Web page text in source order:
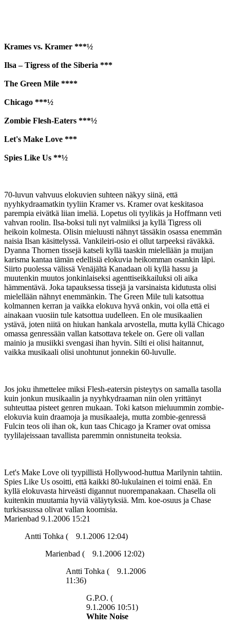
Krames vs. Kramer ***½
Ilsa – Tigress of the Siberia ***
The Green Mile ****
Chicago ***½
Zombie Flesh-Eaters ***½
Let's Make Love ***
Spies Like Us **½
70-luvun vahvuus elokuvien suhteen näkyy siinä, että
nyyhkydraamatkin tyyliin Kramer vs. Kramer ovat keskitasoa
parempia eivätkä liian imeliä. Lopetus oli tyylikäs ja Hoffmann veti
vahvan roolin. Ilsa-boksi tuli nyt valmiiksi ja kyllä Tigress oli
heikoin kolmesta. Olisin mieluusti nähnyt tässäkin osassa enemmän
naisia Ilsan käsittelyssä. Vankileiri-osio ei ollut tarpeeksi räväkkä.
Dyanna Thornen tissejä katseli kyllä taaskin mielellään ja muijan
karisma kantaa tämän edellisiä elokuvia heikomman osankin läpi.
Siirto puolessa välissä Venäjältä Kanadaan oli kyllä hassu ja
muutenkin muutos jonkinlaiseksi agenttiseikkailuksi oli aika
hämmentävä. Joka tapauksessa tissejä ja varsinaista kidutusta olisi
mielellään nähnyt enemmänkin. The Green Mile tuli katsottua
kolmannen kerran ja vaikka elokuva hyvä onkin, voi olla että ei
ainakaan vuosiin tule katsottua uudelleen. En ole musikaalien
ystävä, joten niitä on hiukan hankala arvostella, mutta kyllä Chicago
omassa genressään vallan katsottava tekele on. Gere oli vallan
mainio ja musiikki svengasi ihan hyvin. Silti ei olisi haitannut,
vaikka musikaali olisi unohtunut jonnekin 60-luvulle.
Jos joku ihmettelee miksi Flesh-eatersin pisteytys on samalla tasolla
kuin jonkun musikaalin ja nyyhkydraaman niin olen yrittänyt
suhteuttaa pisteet genren mukaan. Toki katson mieluummin zombie-
elokuvia kuin draamoja ja musikaaleja, mutta zombie-genressä
Fulcin teos oli ihan ok, kun taas Chicago ja Kramer ovat omissa
tyylilajeissaan tavallista paremmin onnistuneita teoksia.
Let's Make Love oli tyypillistä Hollywood-huttua Marilynin tahtiin.
Spies Like Us osoitti, että kaikki 80-lukulainen ei toimi enää. En
kyllä elokuvasta hirveästi digannut nuorempanakaan. Chasella oli
kuitenkin muutamia hyviä väläytyksiä. Mm. koe-osuus ja Chase
turkisasussa olivat vallan koomisia.
Marienbad 9.1.2006 15:21
Antti Tohka (
9.1.2006 12:04)
Marienbad (
9.1.2006 12:02)
Antti Tohka (
9.1.2006
11:36)
G.P.O. (
9.1.2006 10:51)
White Noise